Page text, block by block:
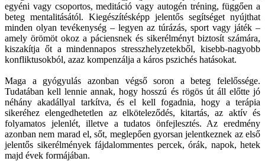
egyéni vagy csoportos, meditáció vagy autogén tréning, függően a
beteg mentalitásától. Kiegészítésképp jelentős segítséget nyújthat
minden olyan tevékenység – legyen az túrázás, sport vagy játék –
amely örömöt okoz a páciensnek és sikerélményt biztosít számára,
kiszakítja őt a mindennapos stresszhelyzetekből, kisebb-nagyobb
konfliktusokból, azaz kompenzálja a káros pszichés hatásokat.
Maga a gyógyulás azonban végső soron a beteg felelőssége.
Tudatában kell lennie annak, hogy hosszú és rögös út áll előtte jó
néhány akadállyal tarkítva, és el kell fogadnia, hogy a terápia
sikeréhez elengedhetetlen az elköteleződés, kitartás, az aktív és
folyamatos jelenlét, illetve a tudatos önfejlesztés. Az eredmény
azonban nem marad el, sőt, meglepően gyorsan jelentkeznek az első
jelentős sikerélmények fájdalommentes percek, órák, napok, hetek
majd évek formájában.